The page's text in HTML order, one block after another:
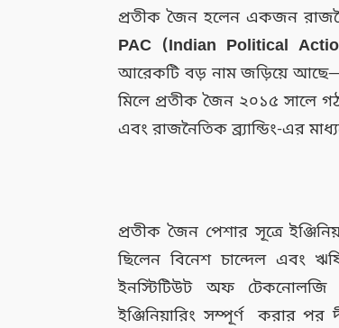
প্রতীক জৈন হলেন একজন
PAC (Indian Political
আরেকটি বড় নাম জড়িয়ে
মিলে প্রতীক জৈন ২০১৫ সালে
এবং রাজনৈতিক ব্র্যান্ডিং-এর
প্রতীক জৈন পেশার সূত্রে
ছিলেন বিনেশ চান্দেল এবং
ইনস্টিটিউট অফ টেকনোলজি
ইঞ্জিনিয়ারিং সম্পূর্ণ করার পর